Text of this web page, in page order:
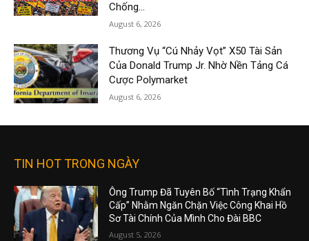
Chống...
August 6, 2026
Thương Vụ “Cú Nhảy Vọt” X50 Tài Sản
Của Donald Trump Jr. Nhờ Nền Tảng Cá
Cược Polymarket
August 6, 2026
TIN HOT TRONG NGÀY
Ông Trump Đã Tuyên Bố “Tình Trạng Khẩn
Cấp” Nhằm Ngăn Chặn Việc Công Khai Hồ
Sơ Tài Chính Của Mình Cho Đài BBC
August 5, 2026